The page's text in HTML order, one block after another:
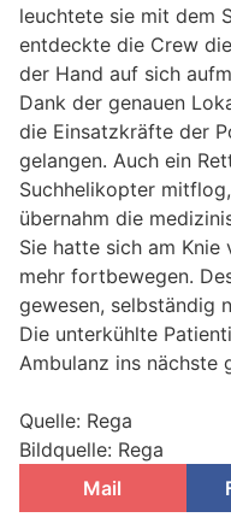
leuchtete sie mit dem
entdeckte die Crew
der Hand auf sich
Dank der genauen
die Einsatzkräfte der
gelangen. Auch ein
Suchhelikopter
übernahm die
Sie hatte sich am
mehr fortbewegen.
gewesen, selbständig
Die unterkühlte
Ambulanz ins nächste
Quelle: Rega
Bildquelle: Rega
Mail